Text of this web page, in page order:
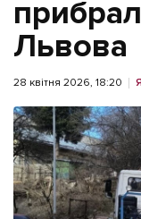
Бізнес
Життя
Культура
Афіша
ІНШЕ
Львова
28 квітня 2026, 18:20